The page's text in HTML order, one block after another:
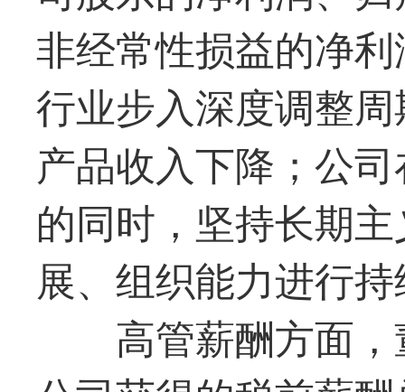
非经常性损益的净
行业步入深度调整
产品收入下降；公
的同时，坚持长期
展、组织能力进行
高管薪酬方面